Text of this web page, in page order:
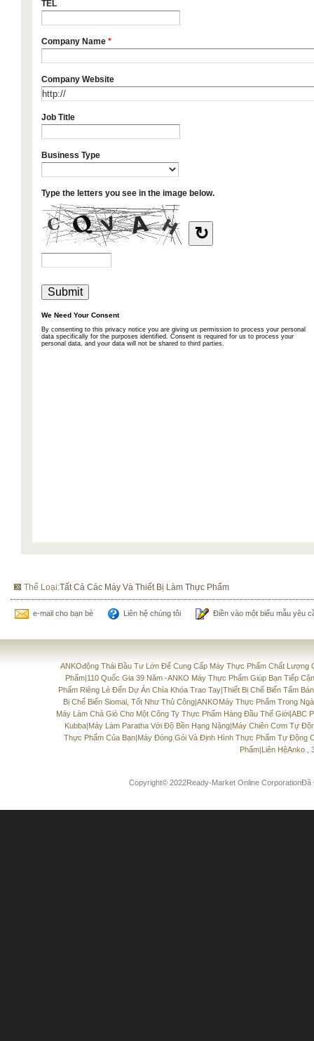
Thể Loại:Tất Cả Các Máy Và Thiết Bị Làm Thực Phẩm
e-mail cho bạn bè Liên hệ chúng tôi Điền vào một biểu mẫu yêu
ANKOđộng Thái Đầu Tư Lớn Để Cung Cấp Máy Thực Phẩm Chất Lượng
Phẩm|110 Quốc Gia 39 Năm -ANKO Máy Thực Phẩm Giúp Bạn Tiếp
Phẩm Riêng Lẻ Đến Dự Án Chìa Khóa Trao Tay|Thiết Bị Chế Biến Tấm
Bị Chế Biến Siomai, Tốt Như Thủ Công|ANKOMáy Thực Phẩm Trong
Máy Làm Chả Giò Cho Một Công Ty Thực Phẩm Hàng Đầu Thế Giới|ABC
Kubba|Máy Làm Paratha Với Độ Bền Hạng Nặng|Máy Chiên Cơm Tự
Thực Phẩm Của Bạn|Máy Đóng Gói Và Định Hình Thực Phẩm Tự Động
Phẩm|Liên HệAnko ,
Copyright© 2022Ready-Market Online